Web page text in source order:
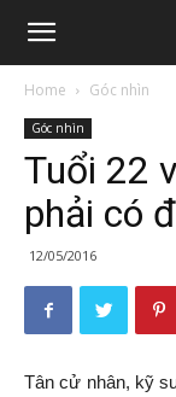
Appota
News
Home Góc nhìn
Góc nhìn
Tuổi 22
phải có
12/05/2016
Tân cử nhân, kỹ